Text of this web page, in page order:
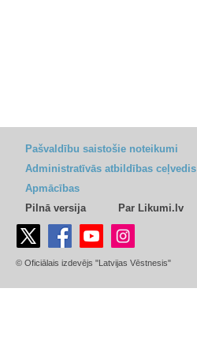
Pašvaldību saistošie noteikumi
Administratīvās atbildības ceļvedis
Apmācības
Pilnā versija
Par Likumi.lv
© Oficiālais izdevējs "Latvijas Vēstnesis"